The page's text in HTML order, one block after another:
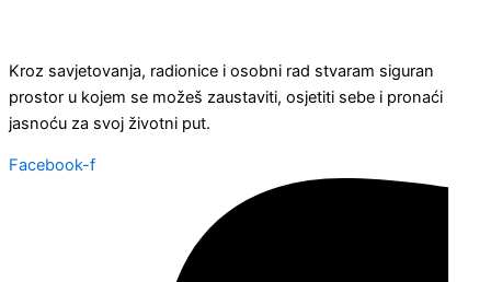
Kroz savjetovanja, radionice i osobni rad stvaram siguran
prostor u kojem se možeš zaustaviti, osjetiti sebe i pronaći
jasnoću za svoj životni put.
Facebook-f